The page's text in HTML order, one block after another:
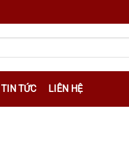
TIN TỨC LIÊN HỆ